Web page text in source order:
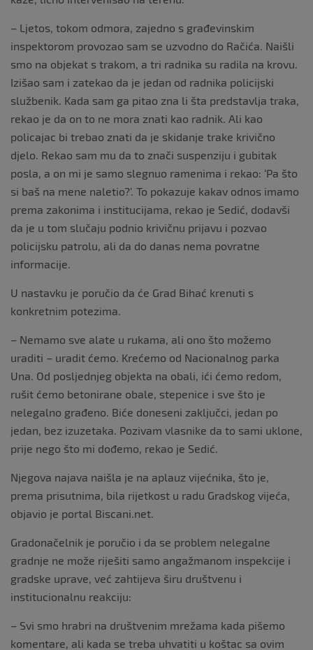
– Ljetos, tokom odmora, zajedno s građevinskim
inspektorom provozao sam se uzvodno do Račića. Naišli
smo na objekat s trakom, a tri radnika su radila na krovu.
Izišao sam i zatekao da je jedan od radnika policijski
službenik. Kada sam ga pitao zna li šta predstavlja traka,
rekao je da on to ne mora znati kao radnik. Ali kao
policajac bi trebao znati da je skidanje trake krivično
djelo. Rekao sam mu da to znači suspenziju i gubitak
posla, a on mi je samo slegnuo ramenima i rekao: ‘Pa što
si baš na mene naletio?’. To pokazuje kakav odnos imamo
prema zakonima i institucijama, rekao je Sedić, dodavši
da je u tom slučaju podnio krivičnu prijavu i pozvao
policijsku patrolu, ali da do danas nema povratne
informacije.
U nastavku je poručio da će Grad Bihać krenuti s
konkretnim potezima.
– Nemamo sve alate u rukama, ali ono što možemo
uraditi – uradit ćemo. Krećemo od Nacionalnog parka
Una. Od posljednjeg objekta na obali, ići ćemo redom,
rušit ćemo betonirane obale, stepenice i sve što je
nelegalno građeno. Biće doneseni zaključci, jedan po
jedan, bez izuzetaka. Pozivam vlasnike da to sami uklone,
prije nego što mi dođemo, rekao je Sedić.
Njegova najava naišla je na aplauz vijećnika, što je,
prema prisutnima, bila rijetkost u radu Gradskog vijeća,
objavio je portal Biscani.net.
Gradonačelnik je poručio i da se problem nelegalne
gradnje ne može riješiti samo angažmanom inspekcije i
gradske uprave, već zahtijeva širu društvenu i
institucionalnu reakciju:
– Svi smo hrabri na društvenim mrežama kada pišemo
komentare, ali kada se treba uhvatiti u koštac sa ovim